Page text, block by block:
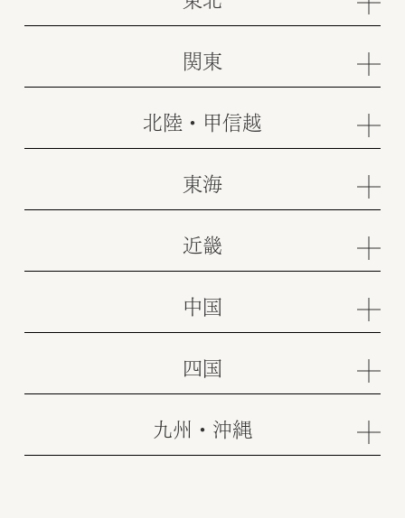
関東
北陸・甲信越
東海
近畿
中国
四国
九州・沖縄